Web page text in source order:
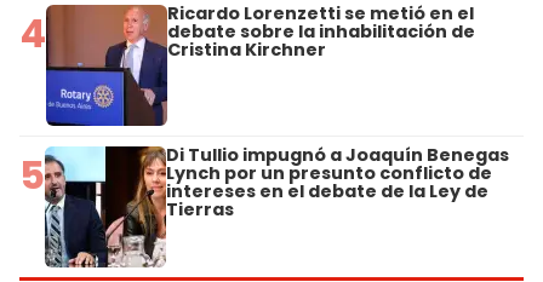
4 Ricardo Lorenzetti se metió en el
debate sobre la inhabilitación de
Cristina Kirchner
5 Di Tullio impugnó a Joaquín Benegas
Lynch por un presunto conflicto de
intereses en el debate de la Ley de
Tierras